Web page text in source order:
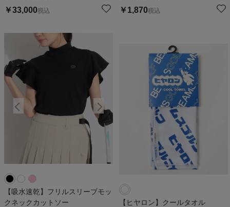
￥33,000税込 ￥ 1,870税込
【吸水速乾】フリルスリーブモッ
クネックカットソー
【ヒヤロン】クールタオル